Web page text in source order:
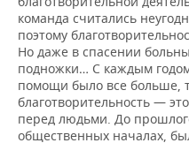
команда считались
поэтому
Но даже в спасении
подножки… С каждым
помощи было все больше,
благотворительность —
перед людьми. До
общественных началах,